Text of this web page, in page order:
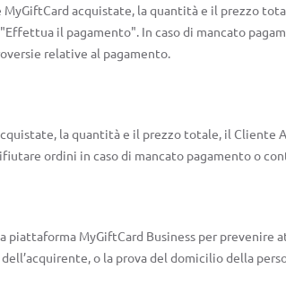
acquistate, la quantità e il prezzo
il pagamento". In caso di mancato
relative al pagamento.
la quantità e il prezzo totale, il Cliente
ordini in caso di mancato pagamento o
MyGiftCard Business per
o la prova del domicilio della